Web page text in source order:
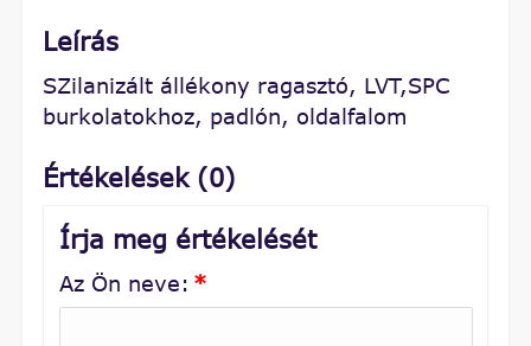
Leírás
SZilanizált állékony ragasztó, LVT,SPC
burkolatokhoz, padlón, oldalfalom
Értékelések (0)
Írja meg értékelését
Az Ön neve: *